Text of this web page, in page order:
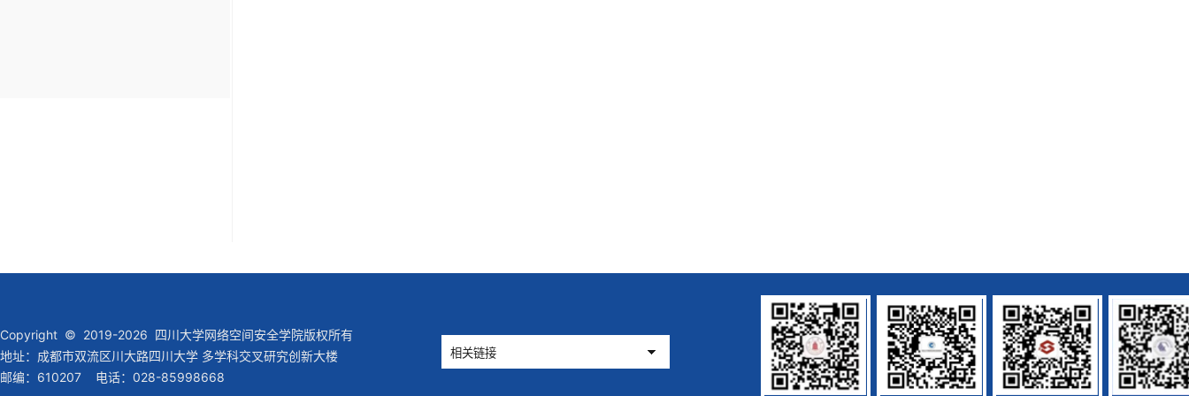
Copyright © 2019-2026 四川大学网络空间安全学院版权所有
地址：成都市双流区川大路四川大学 多学科交叉研究创新大楼
邮编：610207 电话：028-85998668